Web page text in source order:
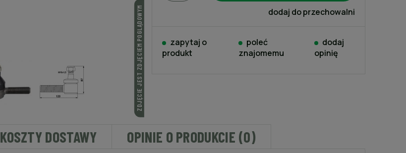
ZDJĘCIE JEST ZDJĘCIEM POGLĄDOWYM dodaj do przechowalni
zapytaj o
produkt
poleć
znajomemu
dodaj
opinię
KOSZTY DOSTAWY OPINIE O PRODUKCIE (0)